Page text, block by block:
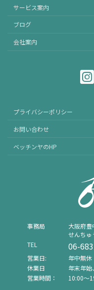
サービス案内
ブログ
会社案内
プライバシーポリシー
お問い合わせ
ベッチンヤのHP
事務局
⼤阪府
せんちゅ
TEL
06-
営業日:
年中無休
休業日
年末年
営業時間：
10:00〜